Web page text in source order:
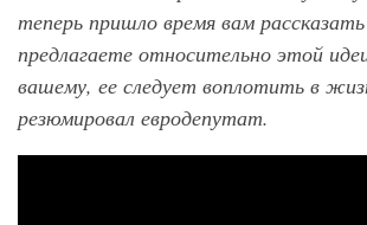
теперь пришло время вам
предлагаете относительно этой
вашему, ее следует воплотить в
резюмировал евродепутат.